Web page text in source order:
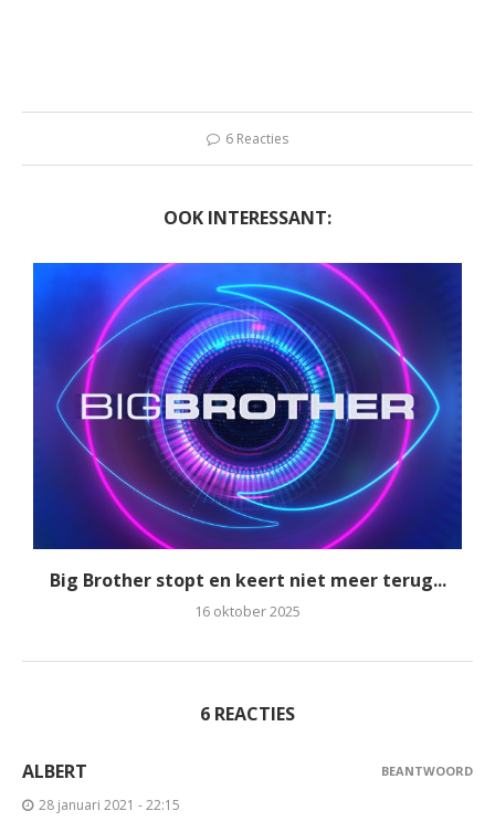
6 Reacties
OOK INTERESSANT:
Big Brother stopt en keert niet meer terug...
16 oktober 2025
6 REACTIES
ALBERT
28 januari 2021 - 22:15
BEANTWOORD